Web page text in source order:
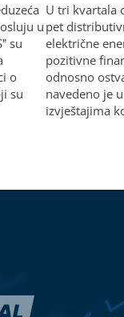
u
su
o
su
U tri kvartala
pet
električne
pozitivne
odnosno
navedeno je
izvještajima